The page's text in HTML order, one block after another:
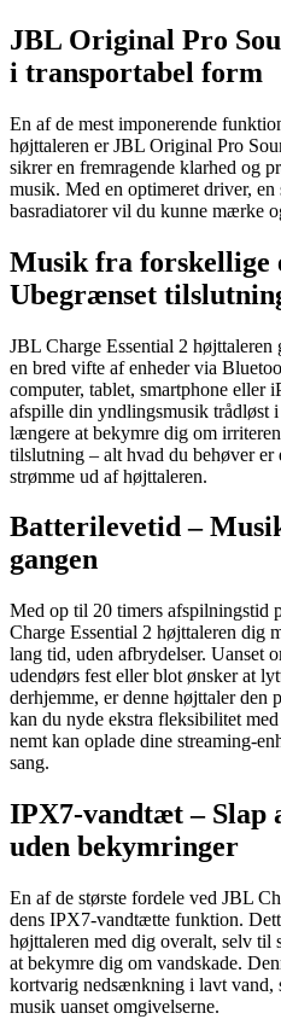
JBL Original Pro
i transportabel form
En af de mest imponerende
højttaleren er JBL Original Pro
sikrer en fremragende klarhed og
musik. Med en optimeret driver,
basradiatorer vil du kunne mærke
Musik fra forskellige
Ubegrænset
JBL Charge Essential 2
en bred vifte af enheder via
computer, tablet, smartphone eller
afspille din yndlingsmusik
længere at bekymre dig om
tilslutning – alt hvad du behøver
strømme ud af højttaleren.
Batterilevetid –
gangen
Med op til 20 timers afspilningstid
Charge Essential 2 højttaleren dig
lang tid, uden afbrydelser. Uanset
udendørs fest eller blot ønsker at
derhjemme, er denne højttaler den
kan du nyde ekstra fleksibilitet
nemt kan oplade dine streaming-
sang.
IPX7-vandtæt – Slap
uden bekymringer
En af de største fordele ved JBL
dens IPX7-vandtætte funktion.
højttaleren med dig overalt, selv til
at bekymre dig om vandskade.
kortvarig nedsænkning i lavt vand,
musik uanset omgivelserne.